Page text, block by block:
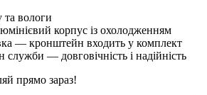
та вологи
корпус із охолодженням
— кронштейн входить у комплект
— довговічність і надійність
прямо зараз!